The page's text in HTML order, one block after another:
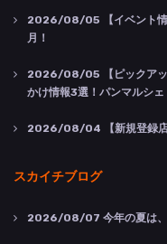
2026/08/05 【イベント
月！
2026/08/05 【ピックア
かけ情報3選！パンマルシ
2026/08/04 【新規登録
スカイチブログ
2026/08/07 今年の夏は